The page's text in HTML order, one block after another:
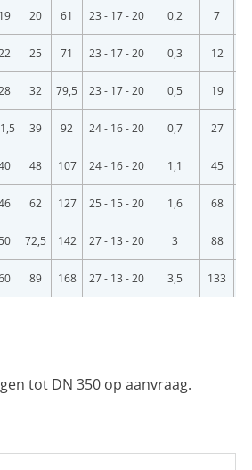
19 20 61 23 - 17 - 20 0,2 7
25 71 23 - 17 - 20 0,3 12
32 79,5 23 - 17 - 20 0,5 19
39 92 24 - 16 - 20 0,7 27
48 107 24 - 16 - 20 1,1 45
62 127 25 - 15 - 20 1,6 68
72,5 142 27 - 13 - 20 3 88
89 168 27 - 13 - 20 3,5 133
tot DN 350 op aanvraag.